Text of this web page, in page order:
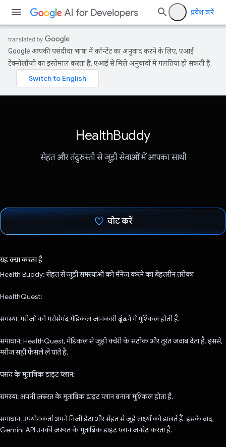
प्रवेश करें
Google आपकी पसंदीदा भाषा में कॉन्टेंट का अनुवाद करने के लिए, एआई
टेक्नोलॉजी का इस्तेमाल करता है. एआई से मिले अनुवादों में गलतियां हो सकती हैं.
HealthBuddy
सेहत और तंदुरुस्ती से जुड़ी सेवाओं में आपका साथी
वोट करें
यह क्या करता है
Health Buddy: सेहत से जुड़ी समस्याओं को मैनेज करने का बेहतरीन तरीका
HealthQuest:
समस्या: मरीजों को भरोसेमंद मेडिकल जानकारी ढूंढने में मुश्किल होती है.
समाधान: HealthQuest, मेडिकल से जुड़ी क्वेरी के सटीक और तुरंत जवाब देता है. इससे,
मरीज सही फ़ैसले ले पाते हैं.
पसंद के मुताबिक डाइट प्लान:
समस्या: अपनी ज़रूरत के मुताबिक डाइट प्लान बनाना मुश्किल होता है.
समाधान: उपयोगकर्ता अपने निजी डेटा और सेहत से जुड़े लक्ष्यों को डालते हैं. इसके बाद,
Gemini API उनकी ज़रूरत के मुताबिक डाइट प्लान जनरेट करता है.